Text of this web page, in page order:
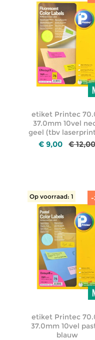
etiket Printec
37.0mm 10vel
geel (tbv
€ 9,00 €
-
Op voorraad: 1
etiket Printec
37.0mm 10vel
blauw